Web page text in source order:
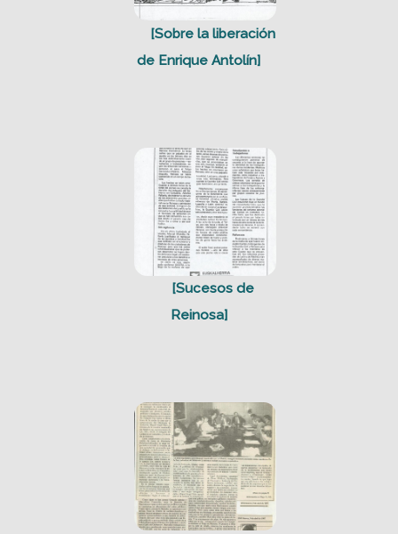
[Sobre la liberación
de Enrique Antolín]
[Sucesos de
Reinosa]